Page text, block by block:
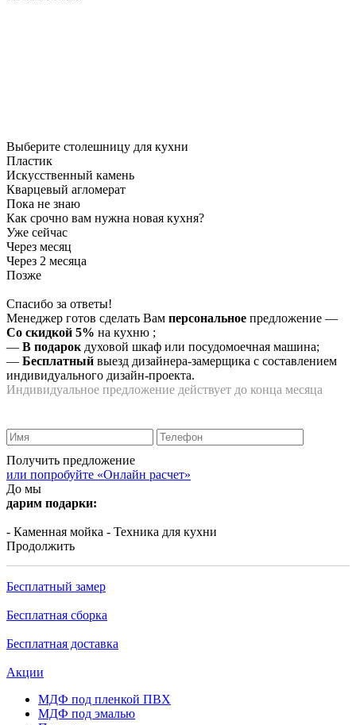
Выберите столешницу для кухни
Пластик
Искусственный камень
Кварцевый агломерат
Пока не знаю
Как срочно вам нужна новая кухня?
Уже сейчас
Через месяц
Через 2 месяца
Позже
Спасибо за ответы!
Менеджер готов сделать Вам персональное предложение —
Со скидкой 5% на кухню ;
— В подарок духовой шкаф или посудомоечная машина;
— Бесплатный выезд дизайнера-замерщика с составлением
индивидуального дизайн-проекта.
Индивидуальное предложение действует до конца месяца
Получить предложение
или попробуйте «Онлайн расчет»
До мы
дарим подарки:
- Каменная мойка - Техника для кухни
Продолжить
Бесплатный замер
Бесплатная сборка
Бесплатная доставка
Акции
МДФ под пленкой ПВХ
МДФ под эмалью